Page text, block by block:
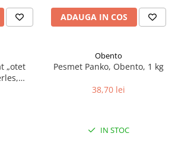
ADAUGA IN COS
„otet
Obento
Pesmet Panko, Obento, 1 kg
38,70 lei
IN STOC